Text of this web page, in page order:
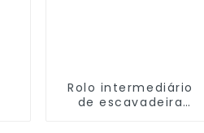
Rolo intermediário
de escavadeira